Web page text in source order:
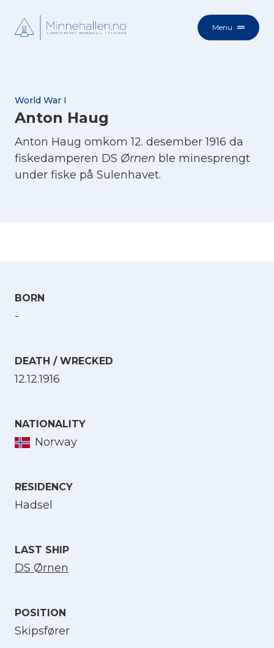
Menu
World War I
Anton Haug
Anton Haug omkom 12. desember 1916 da
fiskedamperen DS Ørnen ble minesprengt
under fiske på Sulenhavet.
BORN
-
DEATH / WRECKED
12.12.1916
NATIONALITY
Norway
RESIDENCY
Hadsel
LAST SHIP
DS Ørnen
POSITION
Skipsfører